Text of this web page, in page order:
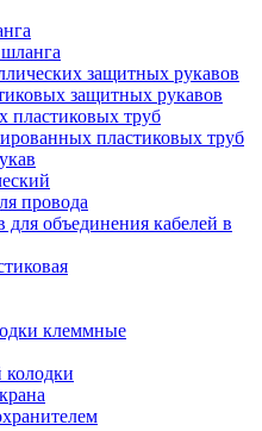
защитных рукавов
защитных рукавов
пластиковых труб
пластиковых труб
провода
объединения кабелей в
клеммные
колодки